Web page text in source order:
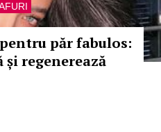
păr fabulos:
și regenerează